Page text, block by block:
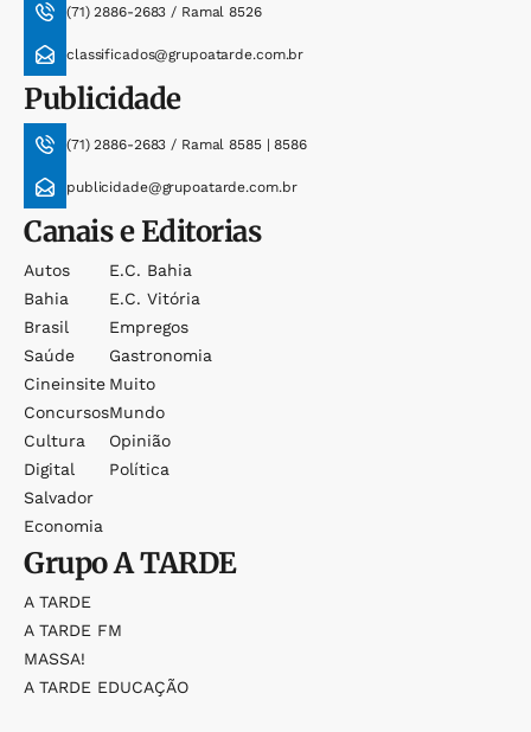
(71) 2886-2683 / Ramal 8526
classificados@grupoatarde.com.br
Publicidade
(71) 2886-2683 / Ramal 8585 | 8586
publicidade@grupoatarde.com.br
Canais e Editorias
Autos
Bahia
Brasil
Saúde
Cineinsite
Concursos
Cultura
Digital
Salvador
Economia
E.c. Bahia
E.c. Vitória
Empregos
Gastronomia
Muito
Mundo
Opinião
Política
GrupoA TARDE
A TARDE
A TARDE FM
MASSA!
A TARDE EDUCAÇÃO